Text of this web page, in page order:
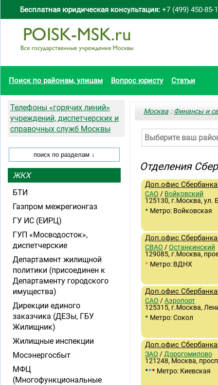
Бесплатная юридическая консультация: +7 (499) 450-85-
Поиск по районам, улицам Вопрос юристу Статьи
Москва :Финансы и
Выберите ваш
Отделения
Доп.офис
САО / Войковский
125130, г.Москва, ул.
• Метро: Войковская
Доп.офис
СВАО /Останкинский
129085, г.Москва,
• Метро: ВДНХ
Доп.офис
САО /Аэропорт
125315, г.Москва,
• Метро: Сокол
Доп.офис
ЗАО / Дорогомилово
121248, Москва,
••• Метро: Киевская
Телефоны «горячих линий»
учреждений, диспетчерских и
справочных служб Москвы
ЖКХ
БТИ
Газпром межрегионгаз
ГУ ИС (ЕИРЦ)
ГУП «Мосводосток»,
диспетчерские
Департамент жилищной
политики (присоединен к
Департаменту городского
имущества)
Дирекции единого
заказчика (ДЕЗы, ГБУ
Жилищник)
Жилищные инспекции
Мосэнергосбыт
МФЦ
(Многофункциональные